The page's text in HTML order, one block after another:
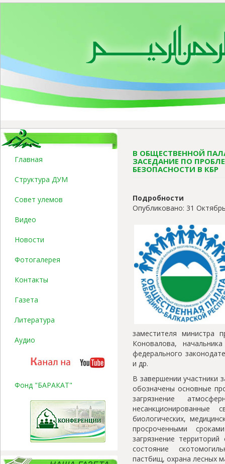
Главная
Структура ДУМ
Совет улемов
Видео
Новости
Фотогалерея
Контакты
Газета
Литература
Аудио
Фонд "БАРАКАТ"
В ОБЩЕСТВЕННОЙ
ЗАСЕДАНИЕ ПО
БЕЗОПАСНОСТИ В КБР
Подробности
Опубликовано: 31
заместителя министра
Коновалова,
федерального
и др.
В завершении участники
обозначены основные
загрязнение
несанкционированные
биологических,
просроченными
загрязнение территорий
состояние
пастбищ, охрана лесных